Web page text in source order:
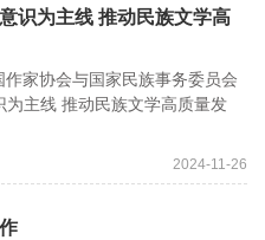
识为主线 推动民族文学高
家协会与国家民族事务委员会
为主线 推动民族文学高质量发
2024-11-26